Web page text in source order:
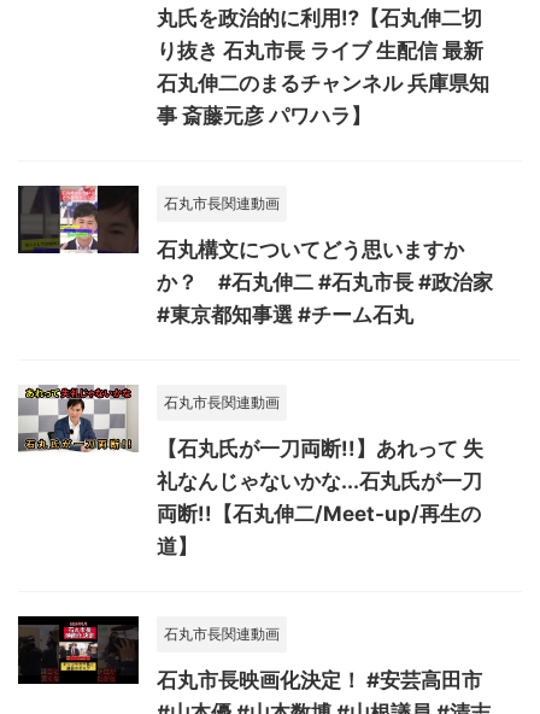
丸氏を政治的に利用⁉【石丸伸二切
り抜き 石丸市長 ライブ 生配信 最新
石丸伸二のまるチャンネル 兵庫県知
事 斎藤元彦 パワハラ】
石丸市長関連動画
石丸構文についてどう思いますか
か？ #石丸伸二 #石丸市長 #政治家
#東京都知事選 #チーム石丸
石丸市長関連動画
【石丸氏が一刀両断!!】あれって 失
礼なんじゃないかな...石丸氏が一刀
両断!!【石丸伸二/Meet-up/再生の
道】
石丸市長関連動画
石丸市長映画化決定！ #安芸高田市